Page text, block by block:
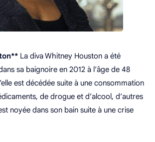
La diva Whitney Houston a été
sa baignoire en 2012 à l’âge de 48
est décédée suite à une consommation
de drogue et d’alcool, d’autres
noyée dans son bain suite à une crise